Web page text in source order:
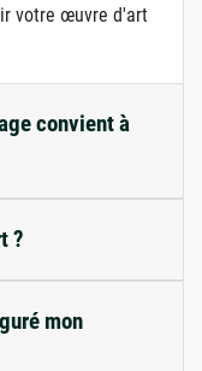
votre œuvre d'art
convient à
?
mon